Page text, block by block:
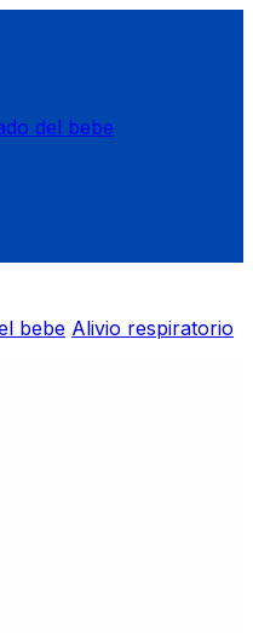
del bebe
bebe Alivio respiratorio